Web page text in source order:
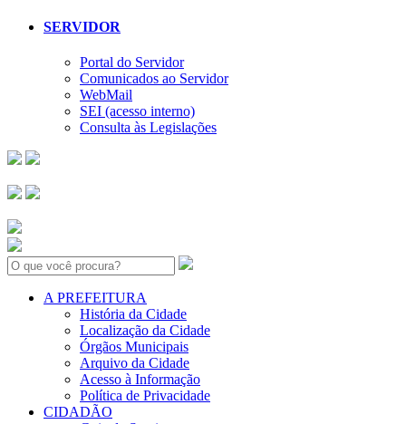
SERVIDOR
Portal do Servidor
Comunicados ao Servidor
WebMail
SEI (acesso interno)
Consulta às Legislações
Search:
A PREFEITURA
História da Cidade
Localização da Cidade
Órgãos Municipais
Arquivo da Cidade
Acesso à Informação
Política de Privacidade
CIDADÃO